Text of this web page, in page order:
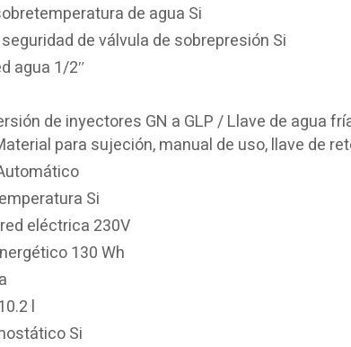
de agua Si
de válvula de sobrepresión Si
agua 1/2″
de inyectores GN a GLP / Llave de agua
para sujeción, manual de uso, llave de
Si
eléctrica 230V
130 Wh
l
Si